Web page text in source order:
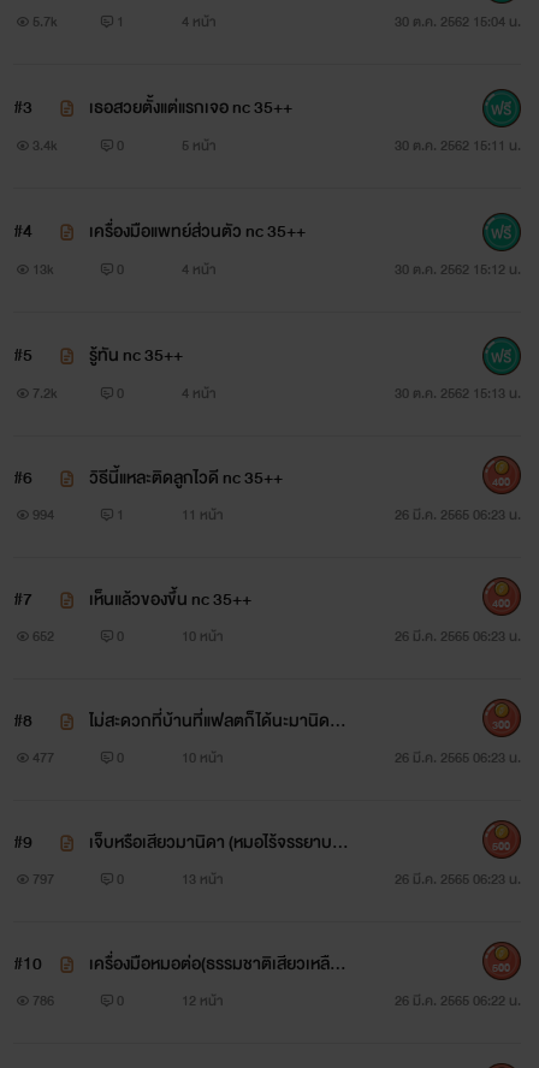
5.7k 1 4 หน้า 30 ต.ค. 2562 15:04 น.
#3 เธอสวยตั้งแต่แรกเจอ nc 35++
3.4k 0 5 หน้า 30 ต.ค. 2562 15:11 น.
#4 เครื่องมือแพทย์ส่วนตัว nc 35++
13k 0 4 หน้า 30 ต.ค. 2562 15:12 น.
#5 รู้ทัน nc 35++
7.2k 0 4 หน้า 30 ต.ค. 2562 15:13 น.
#6 วิธีนี้แหละติดลูกไวดี nc 35++
994 1 11 หน้า 26 มี.ค. 2565 06:23 น.
400
#7 เห็นแล้วของขึ้น nc 35++
652 0 10 หน้า 26 มี.ค. 2565 06:23 น.
400
#8
ไม่สะดวกที่บ้านที่แฟลตก็ได้นะมานิดา
(หมอต่อหื่นไปไหนคะ) nc 35++
477 0 10 หน้า 26 มี.ค. 2565 06:23 น.
300
#9
เจ็บหรือเสียวมานิดา (หมอไร้จรรยาบรร
ณ) nc 35++
797 0 13 หน้า 26 มี.ค. 2565 06:23 น.
500
#10
เครื่องมือหมอต่อ(ธรรมชาติเสียวเหลือเ
กิน) nc 35++
786 0 12 หน้า 26 มี.ค. 2565 06:22 น.
500